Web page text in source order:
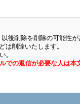
後削除を削除の可能性
は削除いたします。
。
での返信が必要な人は本